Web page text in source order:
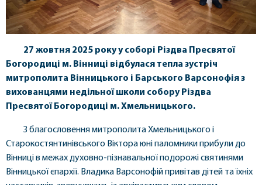
27 жовтня 2025 року у соборі Різдва Пресвятої
Богородиці м. Вінниці відбулася тепла зустріч
митрополита Вінницького і Барського Варсонофія з
вихованцями недільної школи собору Різдва
Пресвятої Богородиці м. Хмельницького.
З благословення митрополита Хмельницького і
Старокостянтинівського Віктора юні паломники прибули до
Вінниці в межах духовно-пізнавальної подорожі святинями
Вінницької єпархії. Владика Варсонофій привітав дітей та їхніх